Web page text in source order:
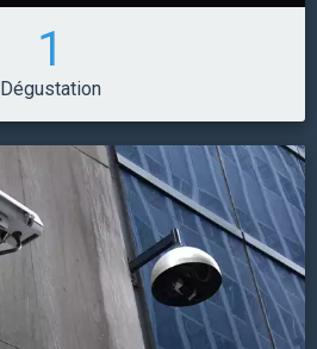
1
Dégustation